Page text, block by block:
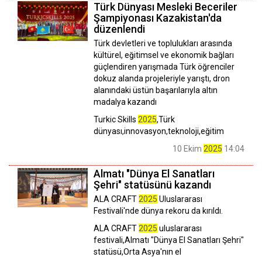
Türk Dünyası Mesleki Beceriler
Şampiyonası Kazakistan'da
düzenlendi
Türk devletleri ve toplulukları arasında
kültürel, eğitimsel ve ekonomik bağları
güçlendiren yarışmada Türk öğrenciler
dokuz alanda projeleriyle yarıştı, dron
alanındaki üstün başarılarıyla altın
madalya kazandı
Turkic Skills 2025,Türk
dünyası,innovasyon,teknoloji,eğitim
10 Ekim 2025 14:04
Almatı "Dünya El Sanatları
Şehri" statüsünü kazandı
ALA CRAFT 2025 Uluslararası
Festivali'nde dünya rekoru da kırıldı.
ALA CRAFT 2025 uluslararası
festivali,Almatı "Dünya El Sanatları Şehri"
statüsü,Orta Asya'nın el